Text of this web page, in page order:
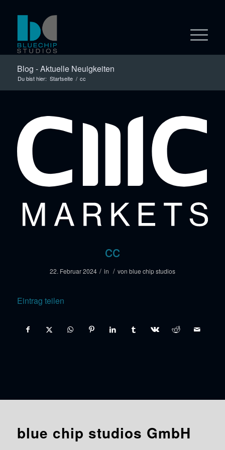
Blog - Aktuelle Neuigkeiten
Du bist hier: Startseite / cc
cc
22. Februar 2024 / in / von blue chip studios
Eintrag teilen
blue chip studios GmbH